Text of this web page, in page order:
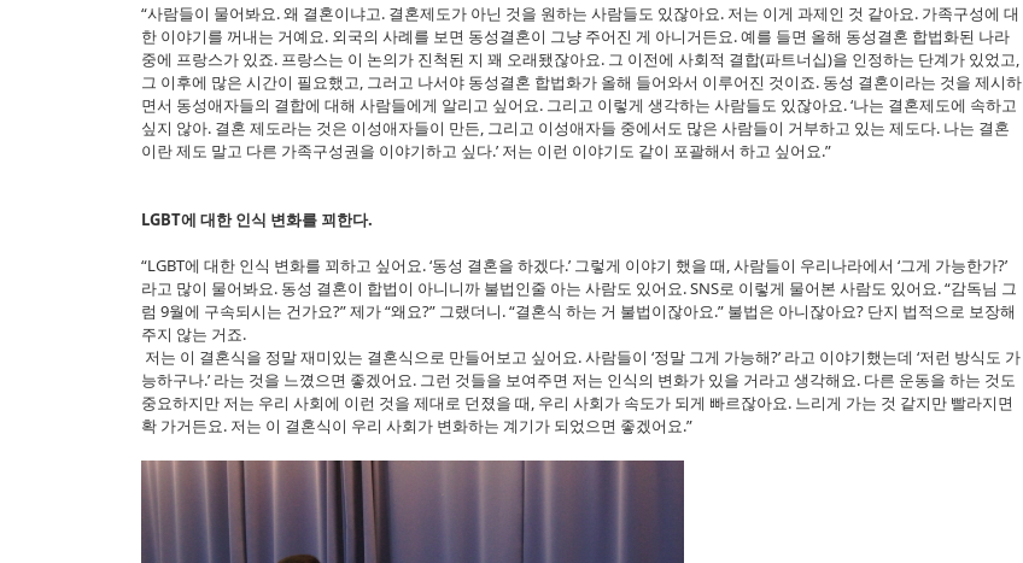
“사람들이 물어봐요. 왜 결혼이냐고. 결혼제도가 아닌 것을 원하는 사람들도 있잖아요. 저는 이게 과제인 것 같아요. 가족구성에 대
한 이야기를 꺼내는 거예요. 외국의 사례를 보면 동성결혼이 그냥 주어진 게 아니거든요. 예를 들면 올해 동성결혼 합법화된 나라
중에 프랑스가 있죠. 프랑스는 이 논의가 진척된 지 꽤 오래됐잖아요. 그 이전에 사회적 결합(파트너십)을 인정하는 단계가 있었고,
그 이후에 많은 시간이 필요했고, 그러고 나서야 동성결혼 합법화가 올해 들어와서 이루어진 것이죠. 동성 결혼이라는 것을 제시하
면서 동성애자들의 결합에 대해 사람들에게 알리고 싶어요. 그리고 이렇게 생각하는 사람들도 있잖아요. ‘나는 결혼제도에 속하고
싶지 않아. 결혼 제도라는 것은 이성애자들이 만든, 그리고 이성애자들 중에서도 많은 사람들이 거부하고 있는 제도다. 나는 결혼
이란 제도 말고 다른 가족구성권을 이야기하고 싶다.’ 저는 이런 이야기도 같이 포괄해서 하고 싶어요.”
LGBT에 대한 인식 변화를 꾀한다.
“LGBT에 대한 인식 변화를 꾀하고 싶어요. ‘동성 결혼을 하겠다.’ 그렇게 이야기 했을 때, 사람들이 우리나라에서 ‘그게 가능한가?’
라고 많이 물어봐요. 동성 결혼이 합법이 아니니까 불법인줄 아는 사람도 있어요. SNS로 이렇게 물어본 사람도 있어요. “감독님 그
럼 9월에 구속되시는 건가요?” 제가 “왜요?” 그랬더니. “결혼식 하는 거 불법이잖아요.” 불법은 아니잖아요? 단지 법적으로 보장해
주지 않는 거죠.
저는 이 결혼식을 정말 재미있는 결혼식으로 만들어보고 싶어요. 사람들이 ‘정말 그게 가능해?’ 라고 이야기했는데 ‘저런 방식도 가
능하구나.’ 라는 것을 느꼈으면 좋겠어요. 그런 것들을 보여주면 저는 인식의 변화가 있을 거라고 생각해요. 다른 운동을 하는 것도
중요하지만 저는 우리 사회에 이런 것을 제대로 던졌을 때, 우리 사회가 속도가 되게 빠르잖아요. 느리게 가는 것 같지만 빨라지면
확 가거든요. 저는 이 결혼식이 우리 사회가 변화하는 계기가 되었으면 좋겠어요.”